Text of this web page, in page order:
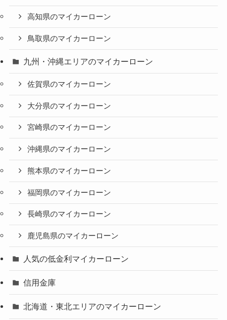
高知県のマイカーローン
鳥取県のマイカーローン
九州・沖縄エリアのマイカーローン
佐賀県のマイカーローン
大分県のマイカーローン
宮崎県のマイカーローン
沖縄県のマイカーローン
熊本県のマイカーローン
福岡県のマイカーローン
長崎県のマイカーローン
鹿児島県のマイカーローン
人気の低金利マイカーローン
信用金庫
北海道・東北エリアのマイカーローン